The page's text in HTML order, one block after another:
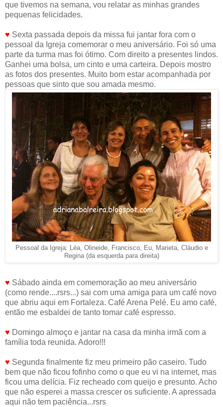
que tivemos na semana, vou relatar as minhas grandes
pequenas felicidades.
♥ Sexta passada depois da missa fui jantar fora com o
pessoal da Igreja comemorar o meu aniversário. Foi só uma
parte da turma mas foi ótimo. Com direito a presentes lindos.
Ganhei uma bolsa, um cinto e uma carteira. Depois mostro
as fotos dos presentes. Muito bom estar acompanhada por
pessoas que sinto que sou amada mesmo.
Pessoal da Igreja: Léa, Olineide, Francisco, Eu, Marieta, Cláudio e
Regina (da esquerda para direita)
♥ Sábado ainda em comemoração ao meu aniversário
(como rende....rsrs...) sai com uma amiga para um café novo
que abriu aqui em Fortaleza. Café Arena Pelé. Eu amo café,
então me esbaldei de tanto tomar café espresso.
♥ Domingo almoço e jantar na casa da minha irmã com a
família toda reunida. Adoro!!!
♥ Segunda finalmente fiz meu primeiro pão caseiro. Tudo
bem que não ficou fofinho como o que eu vi na internet, mas
ficou uma delícia. Fiz recheado com queijo e presunto. Acho
que não esperei a massa crescer os suficiente. A apressada
aqui não tem paciência...rsrs